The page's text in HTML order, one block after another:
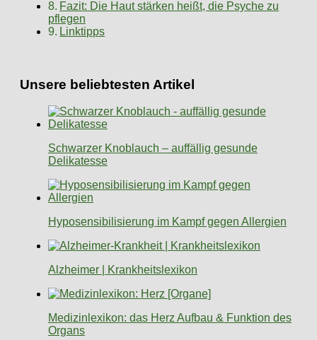
Fazit: Die Haut stärken heißt, die Psyche zu
pflegen
Linktipps
Unsere beliebtesten Artikel
Schwarzer Knoblauch – auffällig gesunde
Delikatesse
Hyposensibilisierung im Kampf gegen Allergien
Alzheimer | Krankheitslexikon
Medizinlexikon: das Herz Aufbau & Funktion des
Organs